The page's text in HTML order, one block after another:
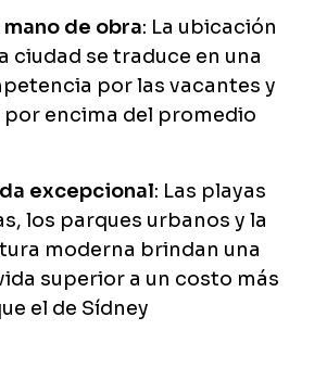
mano de obra: La ubicación
ciudad se traduce en una
por las vacantes y
por encima del promedio
excepcional: Las playas
los parques urbanos y la
moderna brindan una
superior a un costo más
el de Sídney